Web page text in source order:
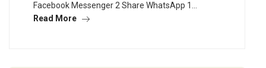
Facebook Messenger 2 Share WhatsApp 1…
Read More